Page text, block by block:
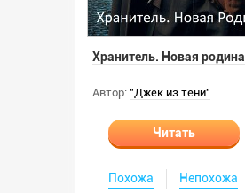
Хранитель. Новая родина
Автор: "Джек из тени"
Читать
Похожа Непохожа